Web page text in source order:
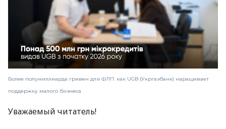
Более полумиллиарда гривен для ФЛП: как UGB (Укргазбанк) наращивает
поддержку малого бизнеса
Уважаемый читатель!